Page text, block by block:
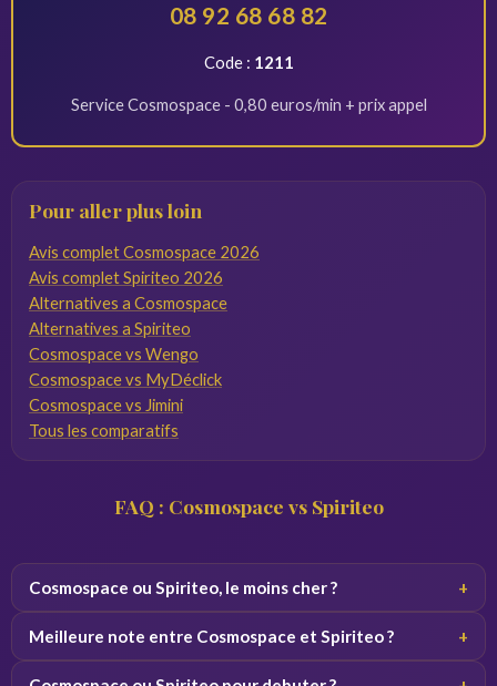
08 92 68 68 82
Code : 1211
Service Cosmospace - 0,80 euros/min + prix appel
Pour aller plus loin
Avis complet Cosmospace 2026
Avis complet Spiriteo 2026
Alternatives a Cosmospace
Alternatives a Spiriteo
Cosmospace vs Wengo
Cosmospace vs MyDéclick
Cosmospace vs Jimini
Tous les comparatifs
FAQ : Cosmospace vs Spiriteo
Cosmospace ou Spiriteo, le moins cher ?
+
Meilleure note entre Cosmospace et Spiriteo ?
+